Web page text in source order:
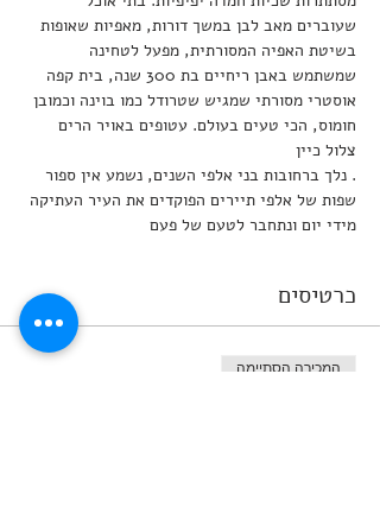
שעוברים מאב לבן במשך דורות, מאפיות שאופות
בשיטת האפיה המסורתית, מפעל לטחינה
שמשתמש באבן ריחיים בת 300 שנה, בית קפה
אוסטרי מסורתי שמגיש שטרודל כמו בוינה וכמובן
חומוס, הכי טעים בעולם. עטופים באויר הרים
. נלך ברחובות בני אלפי השנים, נשמע אין ספור
שפות של אלפי תיירים הפוקדים את העיר העתיקה
מידי יום ונתחבר לטעם של פעם
כרטיסים
המכירה הסתיימה